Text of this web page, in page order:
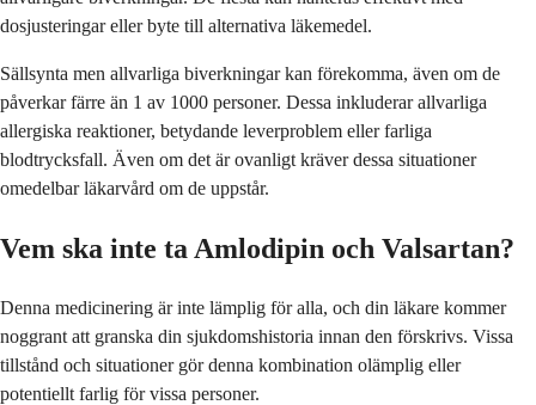
dosjusteringar eller byte till alternativa läkemedel.
Sällsynta men allvarliga biverkningar kan förekomma, även om de
påverkar färre än 1 av 1000 personer. Dessa inkluderar allvarliga
allergiska reaktioner, betydande leverproblem eller farliga
blodtrycksfall. Även om det är ovanligt kräver dessa situationer
omedelbar läkarvård om de uppstår.
Vem ska inte ta Amlodipin och Valsartan?
Denna medicinering är inte lämplig för alla, och din läkare kommer
noggrant att granska din sjukdomshistoria innan den förskrivs. Vissa
tillstånd och situationer gör denna kombination olämplig eller
potentiellt farlig för vissa personer.